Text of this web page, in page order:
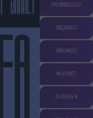
FRISBEEGOLF
BILJARDI
BRUNSSI
NUORET
ELOKUVA